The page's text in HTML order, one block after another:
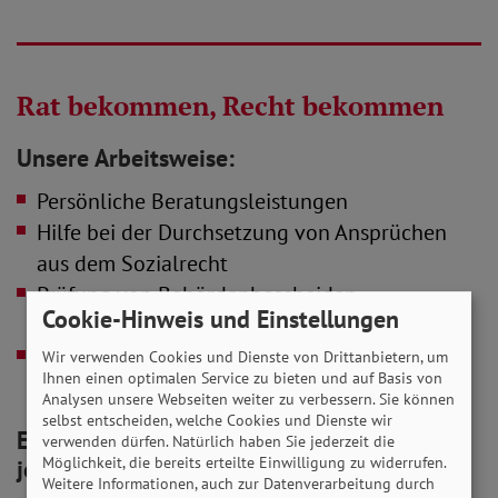
Rat bekommen, Recht bekommen
Unsere Arbeitsweise:
Persönliche Beratungsleistungen
Hilfe bei der Durchsetzung von Ansprüchen
aus dem Sozialrecht
Prüfung von Behördenbescheiden,
Unterstützung bei Widersprüchen
Rechtsschutz, rechtliche Begleitung und
Vertretung bei Klagen am Sozialgericht
Es kann so schnell passieren, und es kann
jedem passieren:
Cookie-Hinweis und Einstellungen
Wir verwenden Cookies und Dienste von Drittanbietern, um
Ihnen einen optimalen Service zu bieten und auf Basis von
Analysen unsere Webseiten weiter zu verbessern. Sie können
selbst entscheiden, welche Cookies und Dienste wir
verwenden dürfen. Natürlich haben Sie jederzeit die
Möglichkeit, die bereits erteilte Einwilligung zu widerrufen.
Weitere Informationen, auch zur Datenverarbeitung durch